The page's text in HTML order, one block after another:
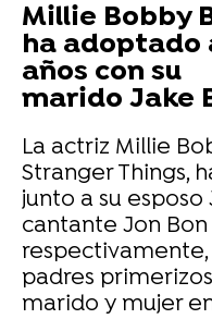
Millie Bobby
ha adoptado
años con su
marido Jake
La actriz Millie
Stranger Things,
junto a su
cantante Jon Bon
respectivamente,
padres
marido y mujer